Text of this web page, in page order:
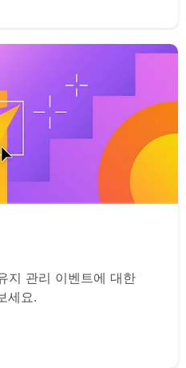
지 관리 이벤트에 대한
세요.